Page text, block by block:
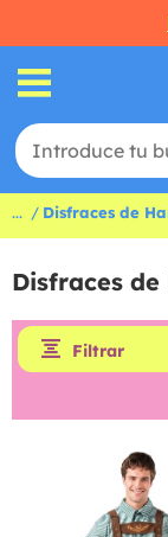
... Disfraces de
Disfraces
Filtrar